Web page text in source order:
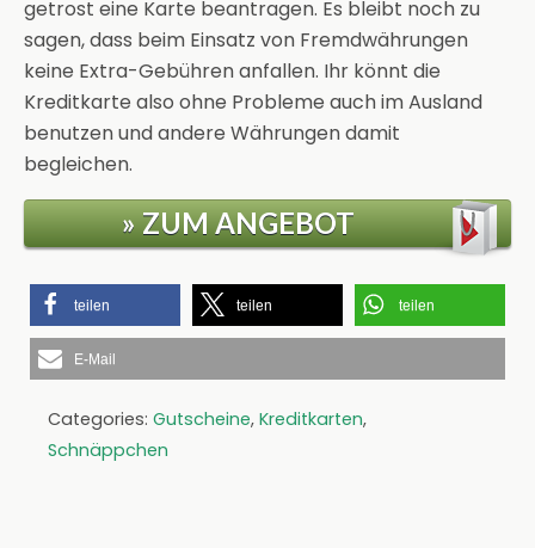
getrost eine Karte beantragen. Es bleibt noch zu
sagen, dass beim Einsatz von Fremdwährungen
keine Extra-Gebühren anfallen. Ihr könnt die
Kreditkarte also ohne Probleme auch im Ausland
benutzen und andere Währungen damit
begleichen.
» ZUM ANGEBOT
teilen teilen teilen
E-Mail
Categories: Gutscheine, Kreditkarten,
Schnäppchen